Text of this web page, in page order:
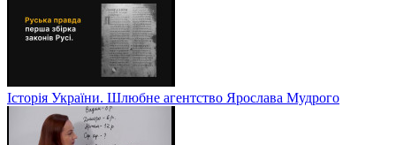
Історія України. Шлюбне агентство Ярослава Мудрого